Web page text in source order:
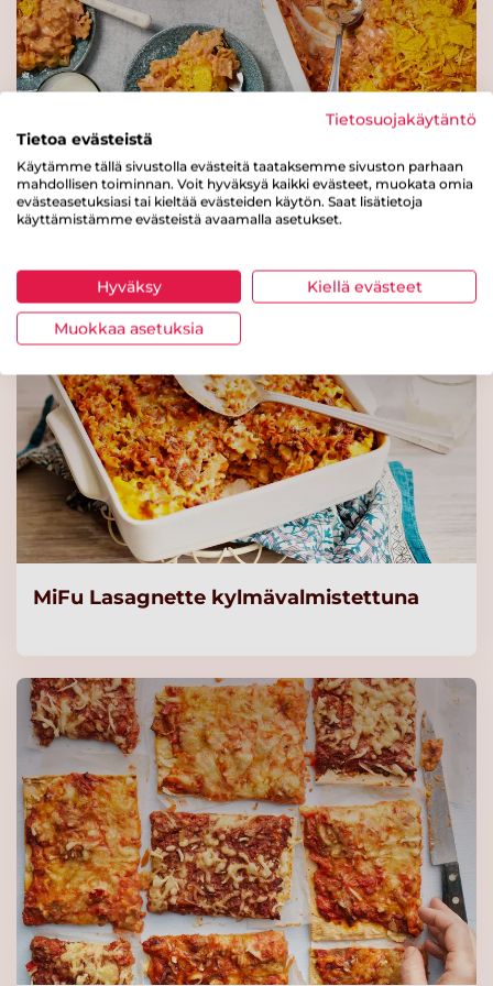
Gold&Green®
Lue lisää
Lue lisää
Valio kasvis-kaalikääryle 2
kg (n. 110 g) laktoositon
Lue lisää
Valio jogurtti 5 kg rasvaton
mango-vanilja laktoositon
rasvaton mango-vanilja
laktoositon
Lue lisää
Valio Oltermanni 17%
Kasviöljy
Lue lisää
Gold&Green® mureat ja
mehevät suikaleet 1,5 kg
Original
Texmex-pastavuoka kylmävalmistettuna
padassa
MiFu Lasagnette kylmävalmistettuna
Tietosuojakäytäntö
Tietoa evästeistä
Käytämme tällä sivustolla evästeitä taataksemme sivuston parhaan
mahdollisen toiminnan. Voit hyväksyä kaikki evästeet, muokata omia
evästeasetuksiasi tai kieltää evästeiden käytön. Saat lisätietoja
käyttämistämme evästeistä avaamalla asetukset.
Hyväksy Kiellä evästeet
Muokkaa asetuksia